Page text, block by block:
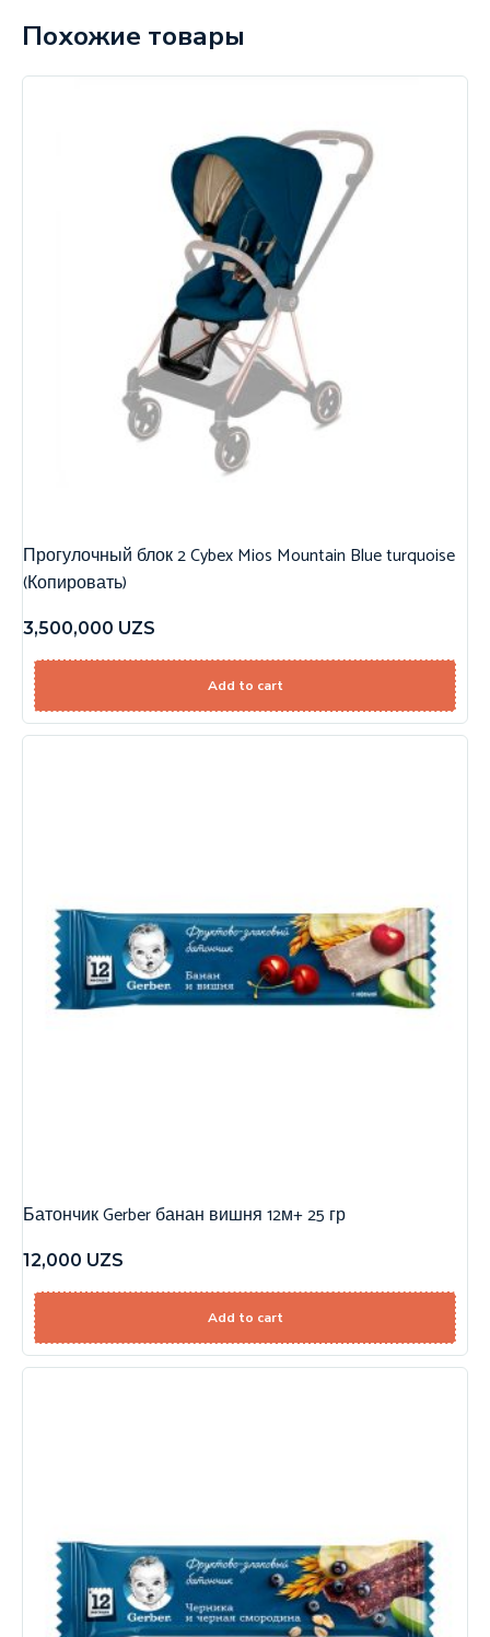
Похожие товары
Прогулочный блок 2 Cybex Mios Mountain Blue turquoise
(Копировать)
3,500,000 UZS
Add to cart
Батончик Gerber банан вишня 12м+ 25 гр
12,000 UZS
Add to cart